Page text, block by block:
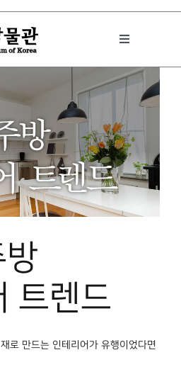
Toggle
트렌드
로 만드는 인테리어가 유행이었다면